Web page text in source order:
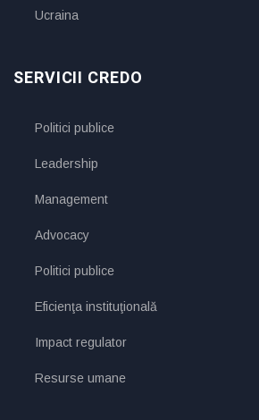
Ucraina
SERVICII CREDO
Politici publice
Leadership
Management
Advocacy
Politici publice
Eficienţa instituţională
Impact regulator
Resurse umane